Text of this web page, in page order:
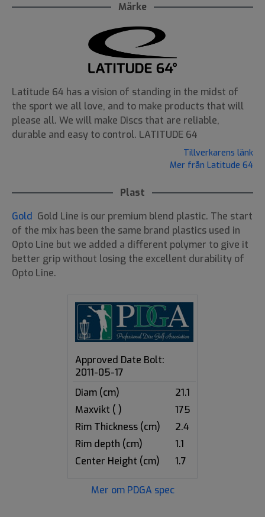
Märke
Latitude 64 has a vision of standing in the midst of
the sport we all love, and to make products that will
please all. We will make Discs that are reliable,
durable and easy to control. LATITUDE 64
Tillverkarens länk
Mer från Latitude 64
Plast
Gold Gold Line is our premium blend plastic. The start
of the mix has been the same brand plastics used in
Opto Line but we added a different polymer to give it
better grip without losing the excellent durability of
Opto Line.
Approved Date Bolt:
2011-05-17
Diam (cm)
21.1
Maxvikt ( )
175
Rim Thickness (cm)
2.4
Rim depth (cm)
1.1
Center Height (cm)
1.7
Mer om PDGA spec